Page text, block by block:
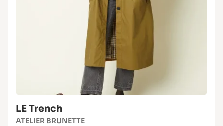
LE Trench
ATELIER BRUNETTE